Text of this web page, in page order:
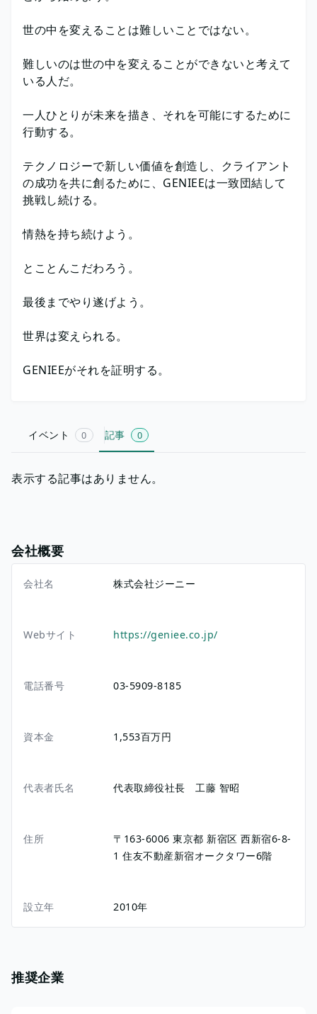
世の中を変えることは難しいことではない。
難しいのは世の中を変えることができないと考えて
いる人だ。
一人ひとりが未来を描き、それを可能にするために
行動する。
テクノロジーで新しい価値を創造し、クライアント
の成功を共に創るために、GENIEEは一致団結して
挑戦し続ける。
情熱を持ち続けよう。
とことんこだわろう。
最後までやり遂げよう。
世界は変えられる。
GENIEEがそれを証明する。
イベント 0 記事 0
表示する記事はありません。
会社概要
会社名 株式会社ジーニー
Webサイト https://geniee.co.jp/
電話番号 03-5909-8185
資本金 1,553百万円
代表者氏名 代表取締役社長 工藤 智昭
住所 〒163-6006東京都 新宿区 西新宿6-8-
1住友不動産新宿オークタワー6階
設立年 2010年
推奨企業